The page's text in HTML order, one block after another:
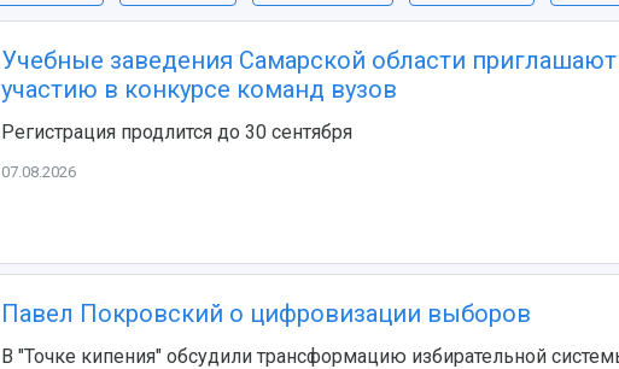
Учебные заведения Самарской области
участию в конкурсе команд вузов
Регистрация продлится до 30 сентября
07.08.2026
Павел Покровский о цифровизации выборов
В "Точке кипения" обсудили трансформацию избирательной